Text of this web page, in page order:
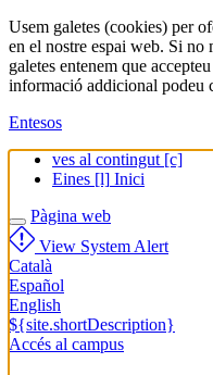
Usem galetes (cookies) per
en el nostre espai web. Si
galetes entenem que
informació addicional podeu
Entesos
ves al contingut [c]
Eines [l] Inici
Pàgina web
View System Alert
Català
Español
English
${site.shortDescription}
Accés al campus